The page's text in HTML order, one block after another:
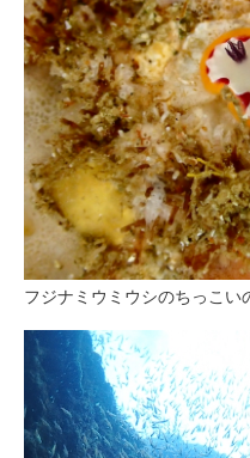
フジナミウミウシのちっこい